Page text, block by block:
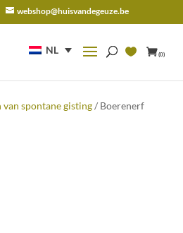
webshop@huisvandegeuze.be
NL (0)
van spontane gisting/ Boerenerf